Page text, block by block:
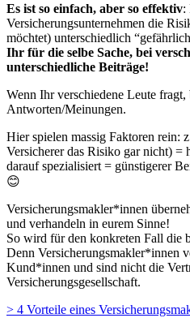
Es ist so einfach, aber so effektiv:
Versicherungsunternehmen die
möchtet) unterschiedlich
Ihr für die selbe Sache, bei
unterschiedliche Beiträge!
Wenn Ihr verschiedene Leute
Antworten/Meinungen.
Hier spielen massig Faktoren rein:
Versicherer das Risiko gar nicht) =
darauf spezialisiert = günstigerer
😊
Versicherungsmakler*innen
und verhandeln in eurem Sinne!
So wird für den konkreten Fall die
Denn Versicherungsmakler*innen
Kund*innen und sind nicht die
Versicherungsgesellschaft.
> 4 Vorteile eines